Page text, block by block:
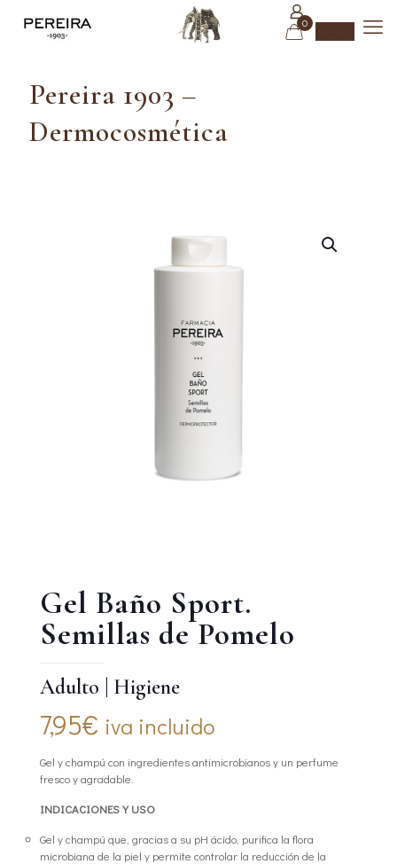
0
Pereira 1903 –
Dermocosmética
Gel Baño Sport.
Semillas de Pomelo
Adulto Higiene
7,95€ iva incluido
Gel y champú con ingredientes antimicrobianos y un perfume
fresco y agradable.
INDICACIONES Y USO
Gel y champú que, gracias a su pH ácido, purifica la flora
microbiana de la piel y permite controlar la reducción de la